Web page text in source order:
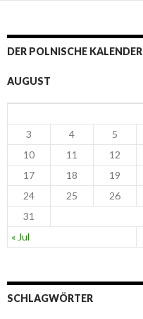
DER POLNISCHE KALENDER
AUGUST
« Jul
3
4 5
10
11 12
17
18 19
24
25 26
31
SCHLAGWÖRTER